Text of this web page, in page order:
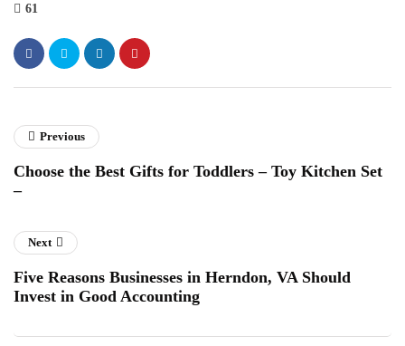
61
Previous
Choose the Best Gifts for Toddlers – Toy Kitchen Set
–
Next
Five Reasons Businesses in Herndon, VA Should
Invest in Good Accounting